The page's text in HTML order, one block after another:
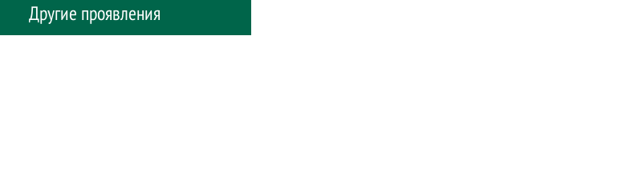
Другие проявления